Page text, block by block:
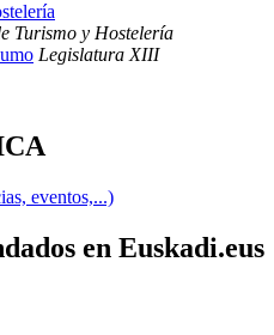
Turismo y Hostelería
Legislatura XIII
eventos,...)
en Euskadi.eus